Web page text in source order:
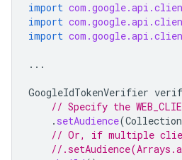
import
import
import
...
GoogleIdTokenVerifier
// Specify the
. setAudience(
// Or, if multiple
//